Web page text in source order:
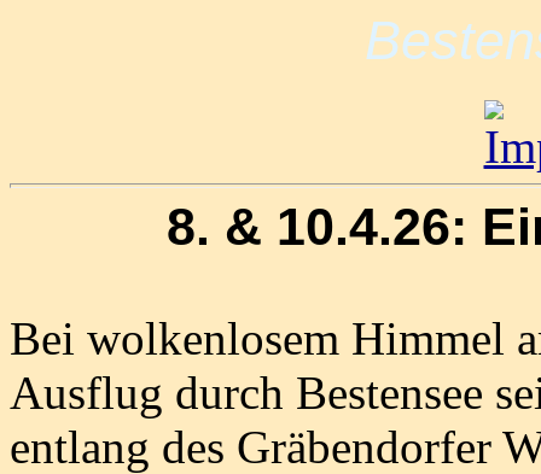
8. & 10.4.26:
Bei wolkenlosem Himmel
Ausflug durch Bestensee
entlang des Gräbendorfer